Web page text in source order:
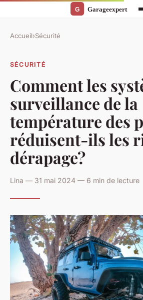
Accueil›Sécurité
SÉCURITÉ
Comment les
surveillance de la
température des
réduisent-ils les
dérapage?
Lina — 31 mai 2024 — 6 min de lecture